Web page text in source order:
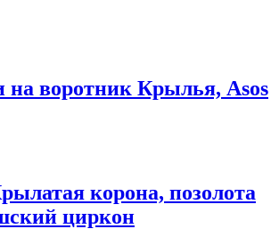
на воротник Крылья, Asos
корона, позолота
циркон